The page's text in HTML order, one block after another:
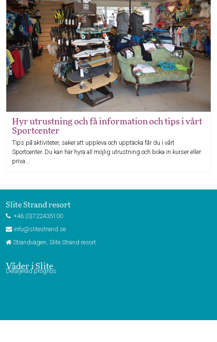
Hyr utrustning och få information och tips i vårt
Sportcenter
Tips på aktiviteter, saker att uppleva och upptäcka får du i vårt
Sportcenter. Du kan här hyra all möjlig utrustning och boka in kurser eller
priva...
Slite Strand resort
+46 (0)722435100
info@slitestrand.se
Strandvägen, Slite Strand resort
Väder i Slite
Detaljerad prognos